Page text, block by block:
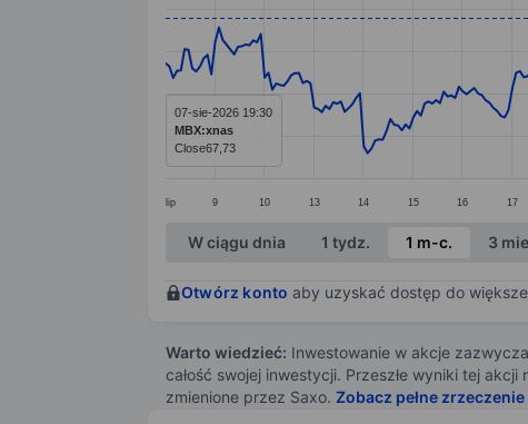
Line chart with 298 data points.
The chart has 1 X axis displaying categories.
The chart has 1 Y axis displaying values.
lip 9 10 13 14 15 16 17
07-sie-2026 19:30
MBX:xnas
Close67,73
End of interactive chart.
W ciągu dnia 1 tydz. 1 m-c. 3
Otwórz konto aby uzyskać dostęp do
Warto wiedzieć: Inwestowanie w akcje
całość swojej inwestycji. Przeszłe wyniki tej
zmienione przez Saxo. Zobacz pełne